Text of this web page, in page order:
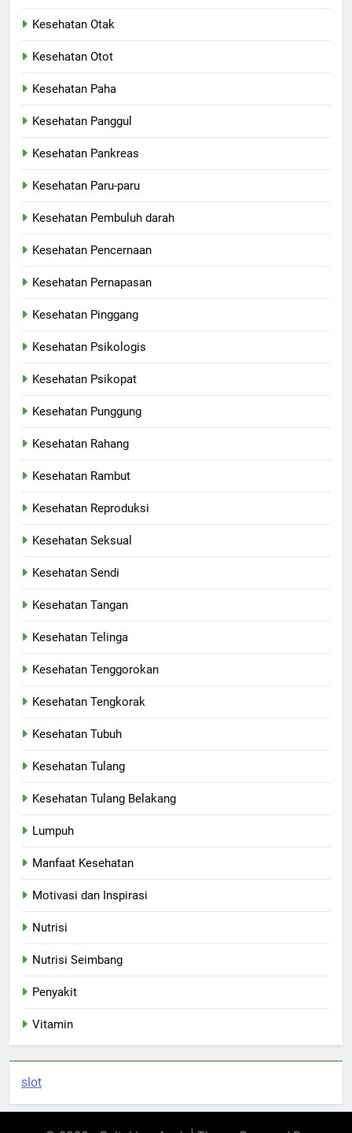
Kesehatan Otak
Kesehatan Otot
Kesehatan Paha
Kesehatan Panggul
Kesehatan Pankreas
Kesehatan Paru-paru
Kesehatan Pembuluh darah
Kesehatan Pencernaan
Kesehatan Pernapasan
Kesehatan Pinggang
Kesehatan Psikologis
Kesehatan Psikopat
Kesehatan Punggung
Kesehatan Rahang
Kesehatan Rambut
Kesehatan Reproduksi
Kesehatan Seksual
Kesehatan Sendi
Kesehatan Tangan
Kesehatan Telinga
Kesehatan Tenggorokan
Kesehatan Tengkorak
Kesehatan Tubuh
Kesehatan Tulang
Kesehatan Tulang Belakang
Lumpuh
Manfaat Kesehatan
Motivasi dan Inspirasi
Nutrisi
Nutrisi Seimbang
Penyakit
Vitamin
slot